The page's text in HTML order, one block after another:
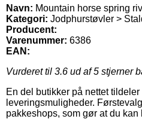
Navn: Mountain horse spring
Kategori: Jodphurstøvler >
Producent:
Varenummer: 6386
EAN:
Vurderet til 3.6 ud af 5 stjerner
En del butikker på nettet
leveringsmuligheder.
pakkeshops, som gør at du